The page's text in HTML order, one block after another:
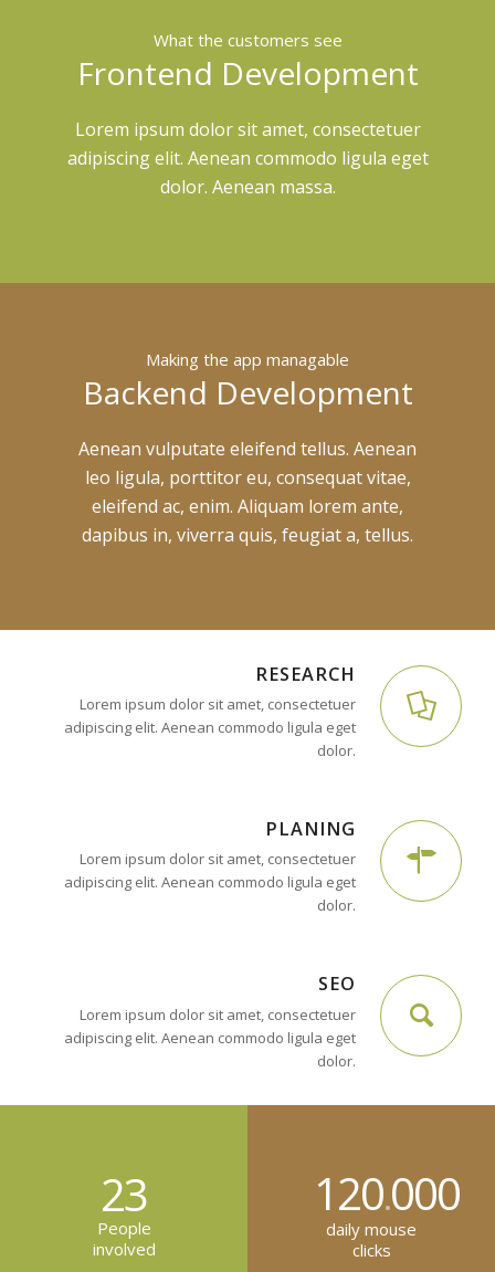
What the customers see
Frontend Development
Lorem ipsum dolor sit amet, consectetuer
adipiscing elit. Aenean commodo ligula eget
dolor. Aenean massa.
Making the app managable
Backend Development
Aenean vulputate eleifend tellus. Aenean
leo ligula, porttitor eu, consequat vitae,
eleifend ac, enim. Aliquam lorem ante,
dapibus in, viverra quis, feugiat a, tellus.
RESEARCH
Lorem ipsum dolor sit amet, consectetuer
adipiscing elit. Aenean commodo ligula eget
dolor.
PLANING
Lorem ipsum dolor sit amet, consectetuer
adipiscing elit. Aenean commodo ligula eget
dolor.
SEO
Lorem ipsum dolor sit amet, consectetuer
adipiscing elit. Aenean commodo ligula eget
dolor.
23
People
involved
120.000
daily mouse
clicks